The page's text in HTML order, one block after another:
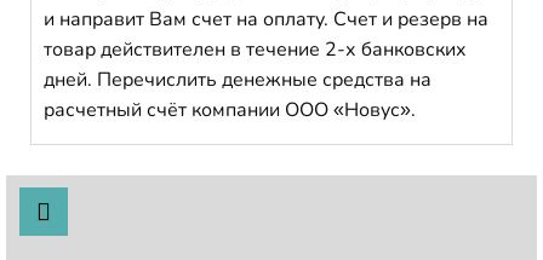
и направит Вам счет на оплату. Счет и резерв на
товар действителен в течение 2-х банковских
дней. Перечислить денежные средства на
расчетный счёт компании ООО «Новус».